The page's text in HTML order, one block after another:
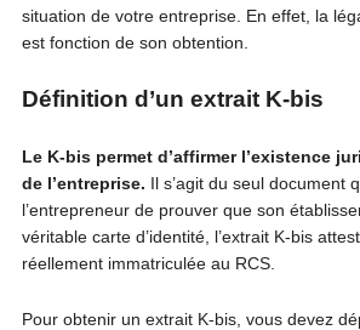
situation de votre entreprise. En effet, la
est fonction de son obtention.
Définition d’un extrait K-bis
Le K-bis permet d’affirmer l’existence
de l’entreprise. Il s’agit du seul document
l’entrepreneur de prouver que son
véritable carte d’identité, l’extrait K-bis
réellement immatriculée au RCS.
Pour obtenir un extrait K-bis, vous devez